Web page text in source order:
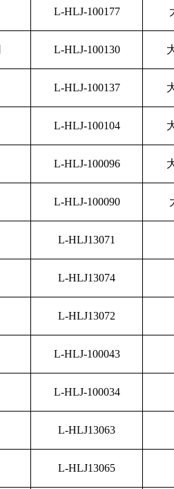
L-HLJ-100177
L-HLJ-100130
L-HLJ-100137
L-HLJ-100104
L-HLJ-100096
L-HLJ-100090
L-HLJ13071
L-HLJ13074
L-HLJ13072
L-HLJ-100043
L-HLJ-100034
L-HLJ13063
L-HLJ13065